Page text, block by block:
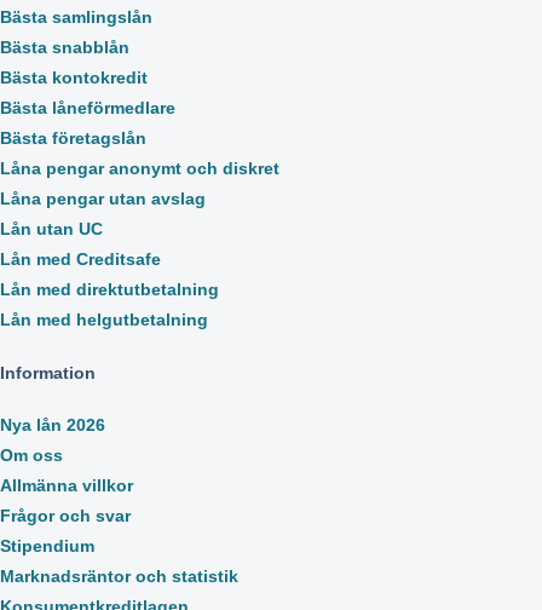
Bästa samlingslån
Bästa snabblån
Bästa kontokredit
Bästa låneförmedlare
Bästa företagslån
Låna pengar anonymt och diskret
Låna pengar utan avslag
Lån utan UC
Lån med Creditsafe
Lån med direktutbetalning
Lån med helgutbetalning
Information
Nya lån 2026
Om oss
Allmänna villkor
Frågor och svar
Stipendium
Marknadsräntor och statistik